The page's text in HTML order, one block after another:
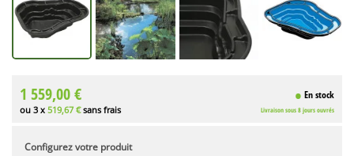
1 559,00 €
ou 3 x 519,67 €sans frais
En stock
Livraison sous 8 jours ouvrés
Configurez votre produit